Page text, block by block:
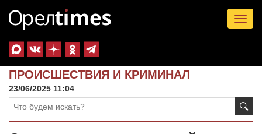
ПРОИСШЕСТВИЯ И КРИМИНАЛ
23/06/2025 11:04